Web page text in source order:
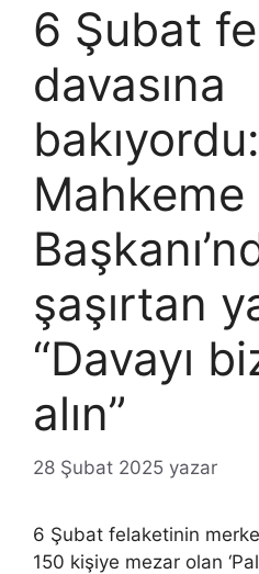
6 Şubat
davasına
bakıyordu:
Mahkeme
şaşırtan
“Davayı
alın”
28 Şubat 2025 yazar
6 Şubat felaketinin
150 kişiye mezar olan